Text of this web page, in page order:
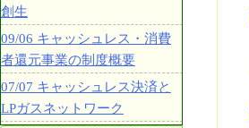
創生
09/06 キャッシュレス・消費
者還元事業の制度概要
07/07 キャッシュレス決済と
LPガスネットワーク